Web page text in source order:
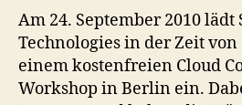
Am 24. September 2010 lädt
Technologies in der Zeit von
einem kostenfreien Cloud
Workshop in Berlin ein.